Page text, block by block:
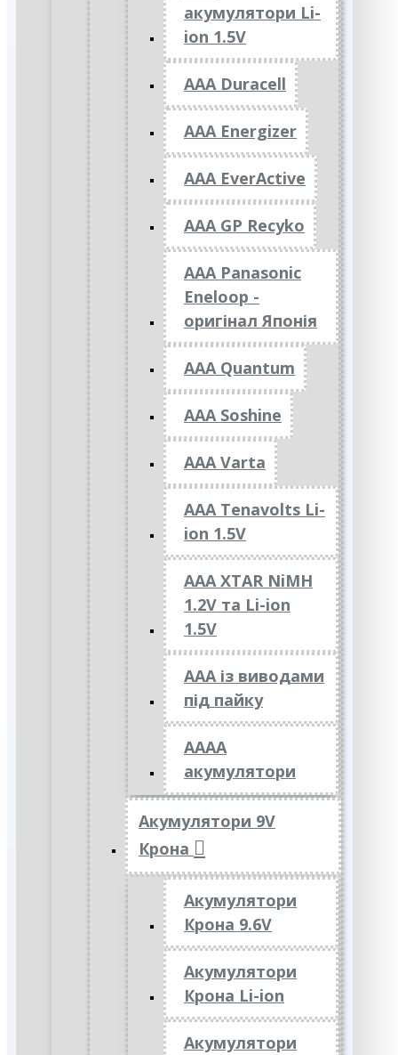
акумулятори Li-
ion 1.5V
AAA Duracell
AAA Energizer
AAA EverActive
AAA GP Recyko
AAA Panasonic
Eneloop -
оригінал Японія
AAA Quantum
AAA Soshine
AAA Varta
AAA Tenavolts Li-
ion 1.5V
AAA XTAR NiMH
1.2V та Li-ion
1.5V
ААА із виводами
під пайку
АААА
акумулятори
Акумулятори 9V
Крона
Акумулятори
Крона 9.6V
Акумулятори
Крона Li-ion
Акумулятори